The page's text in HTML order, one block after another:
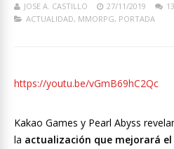
JOSE A. CASTILLO 27/11/2019
ACTUALIDAD, MMORPG, PORTADA
https://youtu.be/vGmB69hC2Qc
Kakao Games y Pearl Abyss
la actualización que mejorará